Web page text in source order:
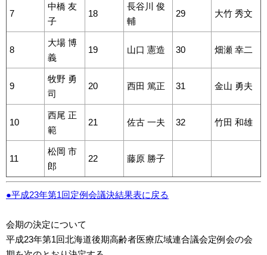
7
中橋 友
子
18
長谷川 俊
輔
29 大竹 秀文
8
大場 博
義
19 山口 憲造 30 畑瀬 幸二
9
牧野 勇
司
20 西田 篤正 31 金山 勇夫
10
西尾 正
範
21 佐古 一夫 32 竹田 和雄
11
松岡 市
郎
22 藤原 勝子
●平成23年第1回定例会議決結果表に戻る
会期の決定について
平成23年第1回北海道後期高齢者医療広域連合議会定例会の会